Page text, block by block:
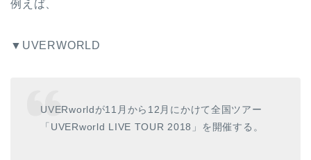
例えば、
▼UVERWORLD
UVERworldが11月から12月にかけて全国ツアー
「UVERworld LIVE TOUR 2018」を開催する。